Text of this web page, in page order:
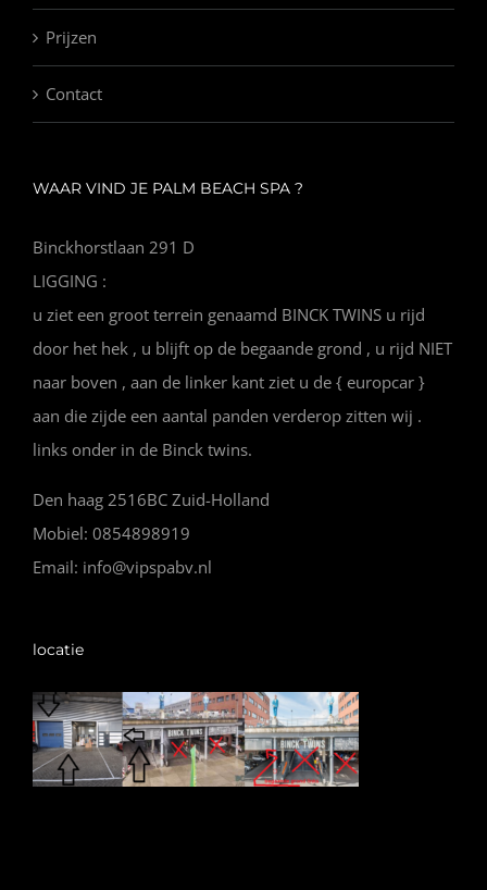
Prijzen
Contact
WAAR VIND JE PALM BEACH SPA ?
Binckhorstlaan 291 D
LIGGING :
u ziet een groot terrein genaamd BINCK TWINS u rijd
door het hek , u blijft op de begaande grond , u rijd NIET
naar boven , aan de linker kant ziet u de { europcar }
aan die zijde een aantal panden verderop zitten wij .
links onder in de Binck twins.
Den haag 2516BC Zuid-Holland
Mobiel: 0854898919
Email: info@vipspabv.nl
locatie